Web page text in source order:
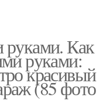
руками. Как
руками:
красивый
(85 фото